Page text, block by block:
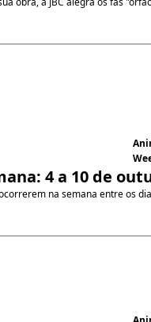
4 a 10 de
na semana entre os